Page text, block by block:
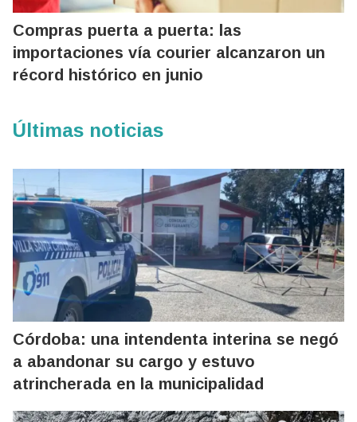
Compras puerta a puerta: las
importaciones vía courier alcanzaron un
récord histórico en junio
Últimas noticias
Córdoba: una intendenta interina se negó
a abandonar su cargo y estuvo
atrincherada en la municipalidad